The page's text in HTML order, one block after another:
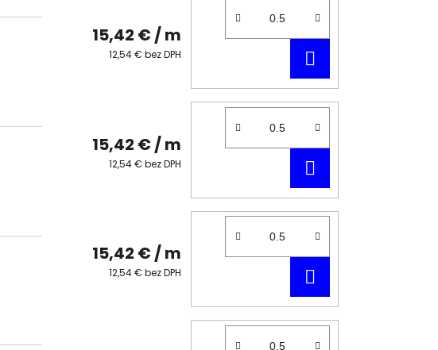
15,42 € / m
12,54 € bez DPH
KOŠÍKA
15,42 € / m
12,54 € bez DPH
KOŠÍKA
15,42 € / m
12,54 € bez DPH
KOŠÍKA